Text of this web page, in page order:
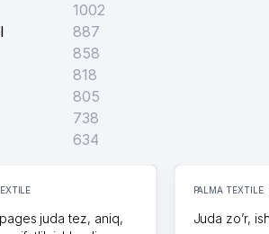
1002
887
858
818
805
738
634
juda tez, aniq,
PALMA TEXTILE
Juda zo’r,